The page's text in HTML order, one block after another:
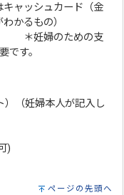
ャッシュカード（金
人がわかるもの）
めの支
です。
）（妊婦本人が記入し
)
ページの先頭へ